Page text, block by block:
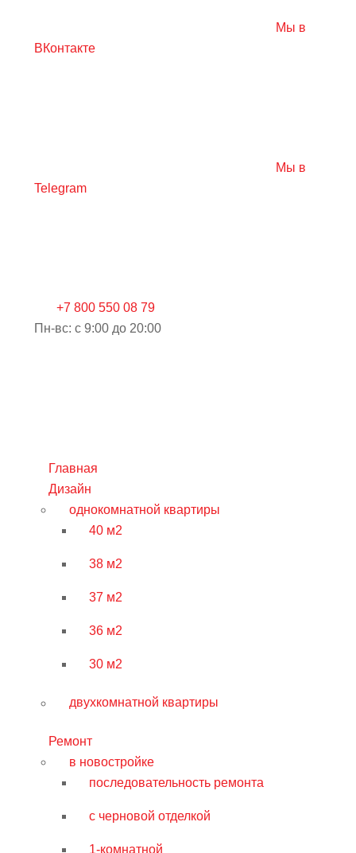
Мы в
ВКонтакте
Мы в
Telegram
+7 800 550 08 79
Пн-вс: c 9:00 до 20:00
Главная
Дизайн
однокомнатной квартиры
40 м2
38 м2
37 м2
36 м2
30 м2
двухкомнатной квартиры
Ремонт
в новостройке
последовательность ремонта
с черновой отделкой
1-комнатной